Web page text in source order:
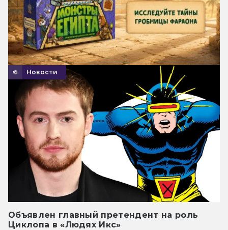
Новости
Объявлен главный претендент на роль
Циклопа в «Людях Икс»